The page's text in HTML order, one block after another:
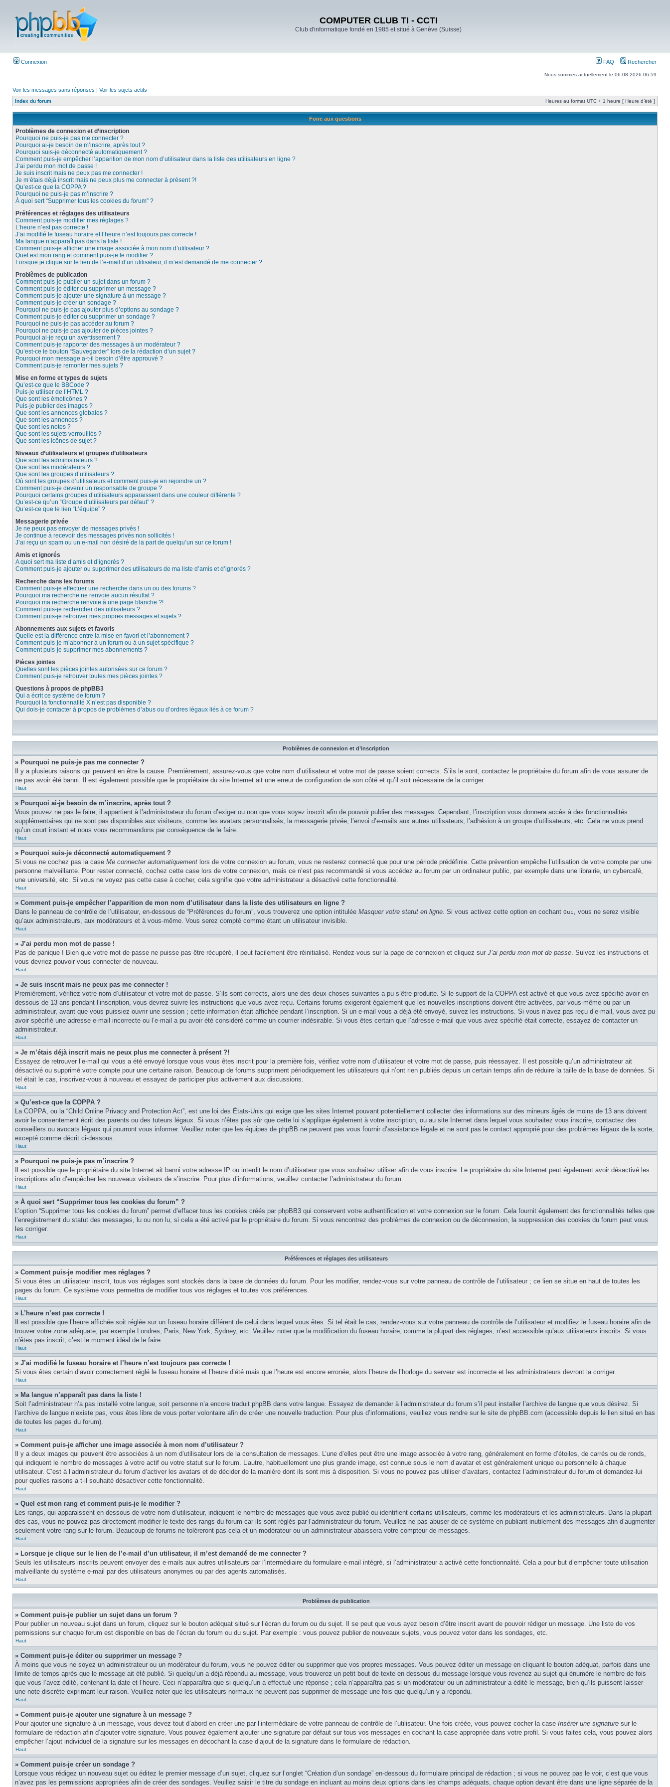
COMPUTER CLUB TI - CCTI
Club d'informatique fondé en 1985 et situé à Genève (Suisse)
Connexion FAQ Rechercher
Nous sommes actuellement le 06-08-2026 06:59
Voir les messages sans réponses | Voir les sujets actifs
Index du forum Heures au format UTC + 1 heure [ Heure d’été ]
Foire aux questions
Problèmes de connexion et d’inscription
Pourquoi ne puis-je pas me connecter ?
Pourquoi ai-je besoin de m’inscrire, après tout ?
Pourquoi suis-je déconnecté automatiquement ?
Comment puis-je empêcher l’apparition de mon nom d’utilisateur dans la liste des utilisateurs en ligne ?
J’ai perdu mon mot de passe !
Je suis inscrit mais ne peux pas me connecter !
Je m’étais déjà inscrit mais ne peux plus me connecter à présent ?!
Qu’est-ce que la COPPA ?
Pourquoi ne puis-je pas m’inscrire ?
À quoi sert “Supprimer tous les cookies du forum” ?
Préférences et réglages des utilisateurs
Comment puis-je modifier mes réglages ?
L’heure n’est pas correcte !
J’ai modifié le fuseau horaire et l’heure n’est toujours pas correcte !
Ma langue n’apparaît pas dans la liste !
Comment puis-je afficher une image associée à mon nom d’utilisateur ?
Quel est mon rang et comment puis-je le modifier ?
Lorsque je clique sur le lien de l’e-mail d’un utilisateur, il m’est demandé de me connecter ?
Problèmes de publication
Comment puis-je publier un sujet dans un forum ?
Comment puis-je éditer ou supprimer un message ?
Comment puis-je ajouter une signature à un message ?
Comment puis-je créer un sondage ?
Pourquoi ne puis-je pas ajouter plus d’options au sondage ?
Comment puis-je éditer ou supprimer un sondage ?
Pourquoi ne puis-je pas accéder au forum ?
Pourquoi ne puis-je pas ajouter de pièces jointes ?
Pourquoi ai-je reçu un avertissement ?
Comment puis-je rapporter des messages à un modérateur ?
Qu’est-ce le bouton “Sauvegarder” lors de la rédaction d’un sujet ?
Pourquoi mon message a-t-il besoin d’être approuvé ?
Comment puis-je remonter mes sujets ?
Mise en forme et types de sujets
Qu’est-ce que le BBCode ?
Puis-je utiliser de l’HTML ?
Que sont les émoticônes ?
Puis-je publier des images ?
Que sont les annonces globales ?
Que sont les annonces ?
Que sont les notes ?
Que sont les sujets verrouillés ?
Que sont les icônes de sujet ?
Niveaux d’utilisateurs et groupes d’utilisateurs
Que sont les administrateurs ?
Que sont les modérateurs ?
Que sont les groupes d’utilisateurs ?
Où sont les groupes d’utilisateurs et comment puis-je en rejoindre un ?
Comment puis-je devenir un responsable de groupe ?
Pourquoi certains groupes d’utilisateurs apparaissent dans une couleur différente ?
Qu’est-ce qu’un “Groupe d’utilisateurs par défaut” ?
Qu’est-ce que le lien “L’équipe” ?
Messagerie privée
Je ne peux pas envoyer de messages privés !
Je continue à recevoir des messages privés non sollicités !
J’ai reçu un spam ou un e-mail non désiré de la part de quelqu’un sur ce forum !
Amis et ignorés
A quoi sert ma liste d’amis et d’ignorés ?
Comment puis-je ajouter ou supprimer des utilisateurs de ma liste d’amis et d’ignorés ?
Recherche dans les forums
Comment puis-je effectuer une recherche dans un ou des forums ?
Pourquoi ma recherche ne renvoie aucun résultat ?
Pourquoi ma recherche renvoie à une page blanche ?!
Comment puis-je rechercher des utilisateurs ?
Comment puis-je retrouver mes propres messages et sujets ?
Abonnements aux sujets et favoris
Quelle est la différence entre la mise en favori et l’abonnement ?
Comment puis-je m’abonner à un forum ou à un sujet spécifique ?
Comment puis-je supprimer mes abonnements ?
Pièces jointes
Quelles sont les pièces jointes autorisées sur ce forum ?
Comment puis-je retrouver toutes mes pièces jointes ?
Questions à propos de phpBB3
Qui a écrit ce système de forum ?
Pourquoi la fonctionnalité X n’est pas disponible ?
Qui dois-je contacter à propos de problèmes d’abus ou d’ordres légaux liés à ce forum ?
Problèmes de connexion et d’inscription
» Pourquoi ne puis-je pas me connecter ?
Il y a plusieurs raisons qui peuvent en être la cause. Premièrement, assurez-vous que votre nom d’utilisateur et votre mot de passe soient corrects. S’ils le sont, contactez le propriétaire du forum afin de vous assurer de
ne pas avoir été banni. Il est également possible que le propriétaire du site Internet ait une erreur de configuration de son côté et qu’il soit nécessaire de la corriger.
Haut
» Pourquoi ai-je besoin de m’inscrire, après tout ?
Vous pouvez ne pas le faire, il appartient à l’administrateur du forum d’exiger ou non que vous soyez inscrit afin de pouvoir publier des messages. Cependant, l’inscription vous donnera accès à des fonctionnalités
supplémentaires qui ne sont pas disponibles aux visiteurs, comme les avatars personnalisés, la messagerie privée, l’envoi d’e-mails aux autres utilisateurs, l’adhésion à un groupe d’utilisateurs, etc. Cela ne vous prend
qu’un court instant et nous vous recommandons par conséquence de le faire.
Haut
» Pourquoi suis-je déconnecté automatiquement ?
Si vous ne cochez pas la case Me connecter automatiquement lors de votre connexion au forum, vous ne resterez connecté que pour une période prédéfinie. Cette prévention empêche l’utilisation de votre compte par une
personne malveillante. Pour rester connecté, cochez cette case lors de votre connexion, mais ce n’est pas recommandé si vous accédez au forum par un ordinateur public, par exemple dans une librairie, un cybercafé,
une université, etc. Si vous ne voyez pas cette case à cocher, cela signifie que votre administrateur a désactivé cette fonctionnalité.
Haut
» Comment puis-je empêcher l’apparition de mon nom d’utilisateur dans la liste des utilisateurs en ligne ?
Dans le panneau de contrôle de l’utilisateur, en-dessous de “Préférences du forum”, vous trouverez une option intitulée Masquer votre statut en ligne. Si vous activez cette option en cochant Oui , vous ne serez visible
qu’aux administrateurs, aux modérateurs et à vous-même. Vous serez compté comme étant un utilisateur invisible.
Haut
» J’ai perdu mon mot de passe !
Pas de panique ! Bien que votre mot de passe ne puisse pas être récupéré, il peut facilement être réinitialisé. Rendez-vous sur la page de connexion et cliquez sur J’ai perdu mon mot de passe. Suivez les instructions et
vous devriez pouvoir vous connecter de nouveau.
Haut
» Je suis inscrit mais ne peux pas me connecter !
Premièrement, vérifiez votre nom d’utilisateur et votre mot de passe. S’ils sont corrects, alors une des deux choses suivantes a pu s’être produite. Si le support de la COPPA est activé et que vous avez spécifié avoir en
dessous de 13 ans pendant l’inscription, vous devrez suivre les instructions que vous avez reçu. Certains forums exigeront également que les nouvelles inscriptions doivent être activées, par vous-même ou par un
administrateur, avant que vous puissiez ouvrir une session ; cette information était affichée pendant l’inscription. Si un e-mail vous a déjà été envoyé, suivez les instructions. Si vous n’avez pas reçu d’e-mail, vous avez pu
avoir spécifié une adresse e-mail incorrecte ou l’e-mail a pu avoir été considéré comme un courrier indésirable. Si vous êtes certain que l’adresse e-mail que vous avez spécifié était correcte, essayez de contacter un
administrateur.
Haut
» Je m’étais déjà inscrit mais ne peux plus me connecter à présent ?!
Essayez de retrouver l’e-mail qui vous a été envoyé lorsque vous vous êtes inscrit pour la première fois, vérifiez votre nom d’utilisateur et votre mot de passe, puis réessayez. Il est possible qu’un administrateur ait
désactivé ou supprimé votre compte pour une certaine raison. Beaucoup de forums suppriment périodiquement les utilisateurs qui n’ont rien publiés depuis un certain temps afin de réduire la taille de la base de données. Si
tel était le cas, inscrivez-vous à nouveau et essayez de participer plus activement aux discussions.
Haut
» Qu’est-ce que la COPPA ?
La COPPA, ou la “Child Online Privacy and Protection Act”, est une loi des États-Unis qui exige que les sites Internet pouvant potentiellement collecter des informations sur des mineurs âgés de moins de 13 ans doivent
avoir le consentement écrit des parents ou des tuteurs légaux. Si vous n’êtes pas sûr que cette loi s’applique également à votre inscription, ou au site Internet dans lequel vous souhaitez vous inscrire, contactez des
conseillers ou avocats légaux qui pourront vous informer. Veuillez noter que les équipes de phpBB ne peuvent pas vous fournir d’assistance légale et ne sont pas le contact approprié pour des problèmes légaux de la sorte,
excepté comme décrit ci-dessous.
Haut
» Pourquoi ne puis-je pas m’inscrire ?
Il est possible que le propriétaire du site Internet ait banni votre adresse IP ou interdit le nom d’utilisateur que vous souhaitez utiliser afin de vous inscrire. Le propriétaire du site Internet peut également avoir désactivé les
inscriptions afin d’empêcher les nouveaux visiteurs de s’inscrire. Pour plus d’informations, veuillez contacter l’administrateur du forum.
Haut
» À quoi sert “Supprimer tous les cookies du forum” ?
L’option “Supprimer tous les cookies du forum” permet d’effacer tous les cookies créés par phpBB3 qui conservent votre authentification et votre connexion sur le forum. Cela fournit également des fonctionnalités telles que
l’enregistrement du statut des messages, lu ou non lu, si cela a été activé par le propriétaire du forum. Si vous rencontrez des problèmes de connexion ou de déconnexion, la suppression des cookies du forum peut vous
les corriger.
Haut
Préférences et réglages des utilisateurs
» Comment puis-je modifier mes réglages ?
Si vous êtes un utilisateur inscrit, tous vos réglages sont stockés dans la base de données du forum. Pour les modifier, rendez-vous sur votre panneau de contrôle de l’utilisateur ; ce lien se situe en haut de toutes les
pages du forum. Ce système vous permettra de modifier tous vos réglages et toutes vos préférences.
Haut
» L’heure n’est pas correcte !
Il est possible que l’heure affichée soit réglée sur un fuseau horaire différent de celui dans lequel vous êtes. Si tel était le cas, rendez-vous sur votre panneau de contrôle de l’utilisateur et modifiez le fuseau horaire afin de
trouver votre zone adéquate, par exemple Londres, Paris, New York, Sydney, etc. Veuillez noter que la modification du fuseau horaire, comme la plupart des réglages, n’est accessible qu’aux utilisateurs inscrits. Si vous
n’êtes pas inscrit, c’est le moment idéal de le faire.
Haut
» J’ai modifié le fuseau horaire et l’heure n’est toujours pas correcte !
Si vous êtes certain d’avoir correctement réglé le fuseau horaire et l’heure d’été mais que l’heure est encore erronée, alors l’heure de l’horloge du serveur est incorrecte et les administrateurs devront la corriger.
Haut
» Ma langue n’apparaît pas dans la liste !
Soit l’administrateur n’a pas installé votre langue, soit personne n’a encore traduit phpBB dans votre langue. Essayez de demander à l’administrateur du forum s’il peut installer l’archive de langue que vous désirez. Si
l’archive de langue n’existe pas, vous êtes libre de vous porter volontaire afin de créer une nouvelle traduction. Pour plus d’informations, veuillez vous rendre sur le site de phpBB.com (accessible depuis le lien situé en bas
de toutes les pages du forum).
Haut
» Comment puis-je afficher une image associée à mon nom d’utilisateur ?
Il y a deux images qui peuvent être associées à un nom d’utilisateur lors de la consultation de messages. L’une d’elles peut être une image associée à votre rang, généralement en forme d’étoiles, de carrés ou de ronds,
qui indiquent le nombre de messages à votre actif ou votre statut sur le forum. L’autre, habituellement une plus grande image, est connue sous le nom d’avatar et est généralement unique ou personnelle à chaque
utilisateur. C’est à l’administrateur du forum d’activer les avatars et de décider de la manière dont ils sont mis à disposition. Si vous ne pouvez pas utiliser d’avatars, contactez l’administrateur du forum et demandez-lui
pour quelles raisons a t-il souhaité désactiver cette fonctionnalité.
Haut
» Quel est mon rang et comment puis-je le modifier ?
Les rangs, qui apparaissent en dessous de votre nom d’utilisateur, indiquent le nombre de messages que vous avez publié ou identifient certains utilisateurs, comme les modérateurs et les administrateurs. Dans la plupart
des cas, vous ne pouvez pas directement modifier le texte des rangs du forum car ils sont réglés par l’administrateur du forum. Veuillez ne pas abuser de ce système en publiant inutilement des messages afin d’augmenter
seulement votre rang sur le forum. Beaucoup de forums ne toléreront pas cela et un modérateur ou un administrateur abaissera votre compteur de messages.
Haut
» Lorsque je clique sur le lien de l’e-mail d’un utilisateur, il m’est demandé de me connecter ?
Seuls les utilisateurs inscrits peuvent envoyer des e-mails aux autres utilisateurs par l’intermédiaire du formulaire e-mail intégré, si l’administrateur a activé cette fonctionnalité. Cela a pour but d’empêcher toute utilisation
malveillante du système e-mail par des utilisateurs anonymes ou par des agents automatisés.
Haut
Problèmes de publication
» Comment puis-je publier un sujet dans un forum ?
Pour publier un nouveau sujet dans un forum, cliquez sur le bouton adéquat situé sur l’écran du forum ou du sujet. Il se peut que vous ayez besoin d’être inscrit avant de pouvoir rédiger un message. Une liste de vos
permissions sur chaque forum est disponible en bas de l’écran du forum ou du sujet. Par exemple : vous pouvez publier de nouveaux sujets, vous pouvez voter dans les sondages, etc.
Haut
» Comment puis-je éditer ou supprimer un message ?
À moins que vous ne soyez un administrateur ou un modérateur du forum, vous ne pouvez éditer ou supprimer que vos propres messages. Vous pouvez éditer un message en cliquant le bouton adéquat, parfois dans une
limite de temps après que le message ait été publié. Si quelqu’un a déjà répondu au message, vous trouverez un petit bout de texte en dessous du message lorsque vous revenez au sujet qui énumère le nombre de fois
que vous l’avez édité, contenant la date et l’heure. Ceci n’apparaîtra que si quelqu’un a effectué une réponse ; cela n’apparaîtra pas si un modérateur ou un administrateur a édité le message, bien qu’ils puissent laisser
une note discrète exprimant leur raison. Veuillez noter que les utilisateurs normaux ne peuvent pas supprimer de message une fois que quelqu’un y a répondu.
Haut
» Comment puis-je ajouter une signature à un message ?
Pour ajouter une signature à un message, vous devez tout d’abord en créer une par l’intermédiaire de votre panneau de contrôle de l’utilisateur. Une fois créée, vous pouvez cocher la case Insérer une signature sur le
formulaire de rédaction afin d’ajouter votre signature. Vous pouvez également ajouter une signature par défaut sur tous vos messages en cochant la case appropriée dans votre profil. Si vous faites cela, vous pouvez alors
empêcher l’ajout individuel de la signature sur les messages en décochant la case d’ajout de la signature dans le formulaire de rédaction.
Haut
» Comment puis-je créer un sondage ?
Lorsque vous rédigez un nouveau sujet ou éditez le premier message d’un sujet, cliquez sur l’onglet “Création d’un sondage” en-dessous du formulaire principal de rédaction ; si vous ne pouvez pas le voir, c’est que vous
n’avez pas les permissions appropriées afin de créer des sondages. Veuillez saisir le titre du sondage en incluant au moins deux options dans les champs adéquats, chaque option devant être dans une ligne séparée de la